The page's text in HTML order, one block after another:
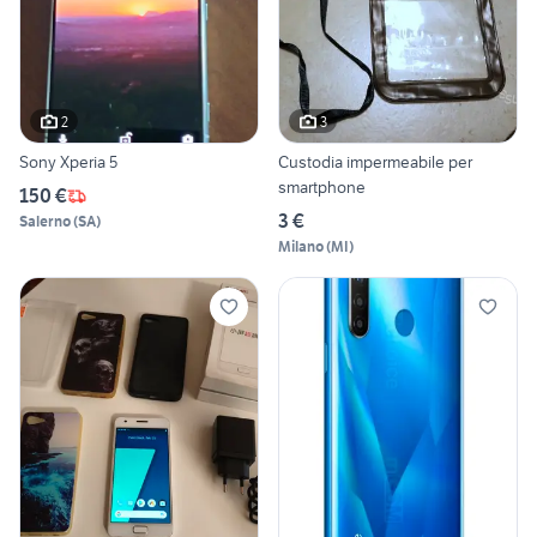
2
Sony Xperia 5
150 €
Salerno(SA)
3
Custodia impermeabile per
smartphone
3 €
Milano(MI)